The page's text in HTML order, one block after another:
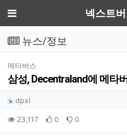
메뉴 넥스트
뉴스/정보
메타버스
삼성, Decentraland에 메타
작성자 정보
dpxl작성
컨텐츠 정보
23,117조회 0 추천 0